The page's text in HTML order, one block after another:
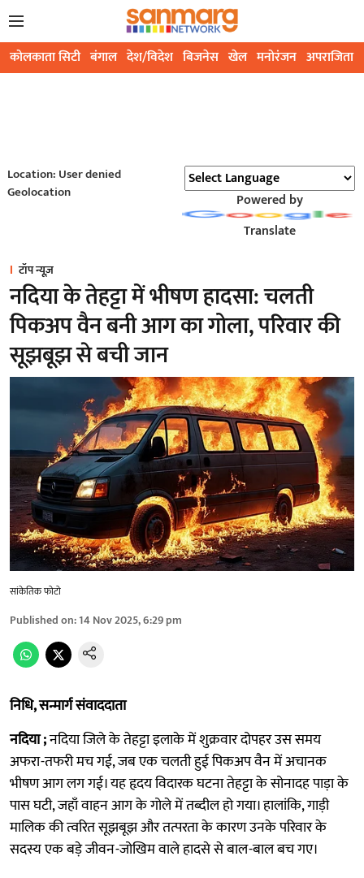
कोलकाता सिटी बंगाल देश/विदेश बिजनेस खेल मनोरंजन अपराजिता
Location: User denied
Geolocation
Powered by
Translate
टॉप न्यूज़
नदिया के तेहट्टा में भीषण हादसा: चलती
पिकअप वैन बनी आग का गोला, परिवार की
सूझबूझ से बची जान
सांकेतिक फोटो
Published on:14 Nov 2025, 6:29 pm
निधि, सन्मार्ग संवाददाता
नदिया ;नदिया जिले के तेहट्टा इलाके में शुक्रवार दोपहर उस समय
अफरा-तफरी मच गई, जब एक चलती हुई पिकअप वैन में अचानक
भीषण आग लग गई। यह हृदय विदारक घटना तेहट्टा के सोनादह पाड़ा के
पास घटी, जहाँ वाहन आग के गोले में तब्दील हो गया। हालांकि, गाड़ी
मालिक की त्वरित सूझबूझ और तत्परता के कारण उनके परिवार के
सदस्य एक बड़े जीवन-जोखिम वाले हादसे से बाल-बाल बच गए।